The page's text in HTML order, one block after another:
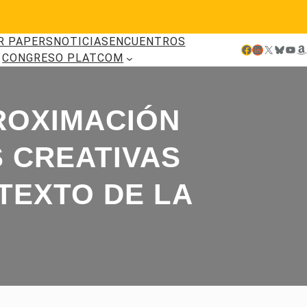
PAPERS NOTICIAS ENCUENTROS
CONGRESO PLATCOM
Facebook LinkedIn X Bluesky YouTube Amazon
DE LA